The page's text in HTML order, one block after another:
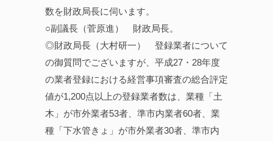
数を財政局長に伺います。
○副議長（菅原進） 財政局長。
◎財政局長（大村研一） 登録業者について
の御質問でございますが、平成27・28年度
の業者登録における経営事項審査の総合評定
値が1,200点以上の登録業者数は、業種「土
木」が市外業者53者、準市内業者60者、業
種「下水管きょ」が市外業者30者、準市内